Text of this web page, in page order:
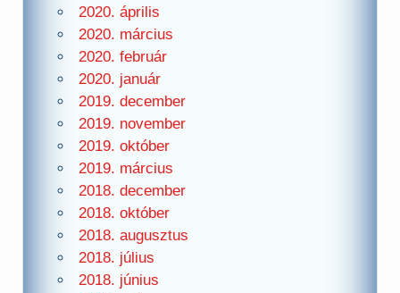
2020. április
2020. március
2020. február
2020. január
2019. december
2019. november
2019. október
2019. március
2018. december
2018. október
2018. augusztus
2018. július
2018. június